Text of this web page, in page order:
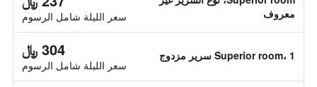
معروف
سعر الليلة شامل الرسوم
Superior room، 1 سرير مزدوج 304 ﷼
سعر الليلة شامل الرسوم